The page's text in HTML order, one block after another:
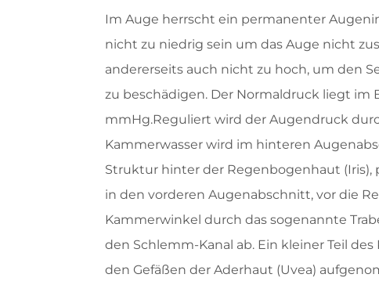
Im Auge herrscht ein permanenter
nicht zu niedrig sein um das Auge nicht
andererseits auch nicht zu hoch, um den
zu beschädigen. Der Normaldruck liegt im
mmHg.Reguliert wird der Augendruck
Kammerwasser wird im hinteren
Struktur hinter der Regenbogenhaut (Iris),
in den vorderen Augenabschnitt, vor die
Kammerwinkel durch das sogenannte
den Schlemm-Kanal ab. Ein kleiner Teil
den Gefäßen der Aderhaut (Uvea)